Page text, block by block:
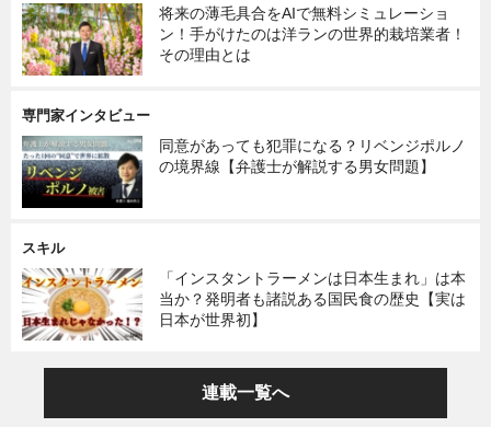
将来の薄毛具合をAIで無料シミュレーショ
ン！手がけたのは洋ランの世界的栽培業者！
その理由とは
専門家インタビュー
同意があっても犯罪になる？リベンジポルノ
の境界線【弁護士が解説する男女問題】
スキル
「インスタントラーメンは日本生まれ」は本
当か？発明者も諸説ある国民食の歴史【実は
日本が世界初】
連載一覧へ